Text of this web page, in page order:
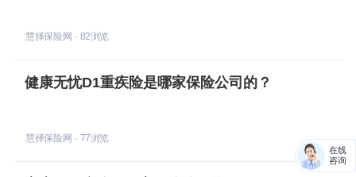
慧择保险网 ·82浏览
健康无忧D1重疾险是哪家保险公司的？
慧择保险网 ·77浏览
在线
咨询